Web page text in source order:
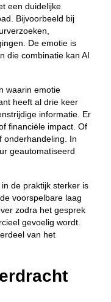
een duidelijke
Bijvoorbeeld bij
De emotie is
die combinatie kan AI
waarin emotie
heeft al drie keer
informatie. Er
financiële impact. Of
onderhandeling. In
geautomatiseerd
in de praktijk sterker is
voorspelbare laag
zodra het gesprek
gevoelig wordt.
van het